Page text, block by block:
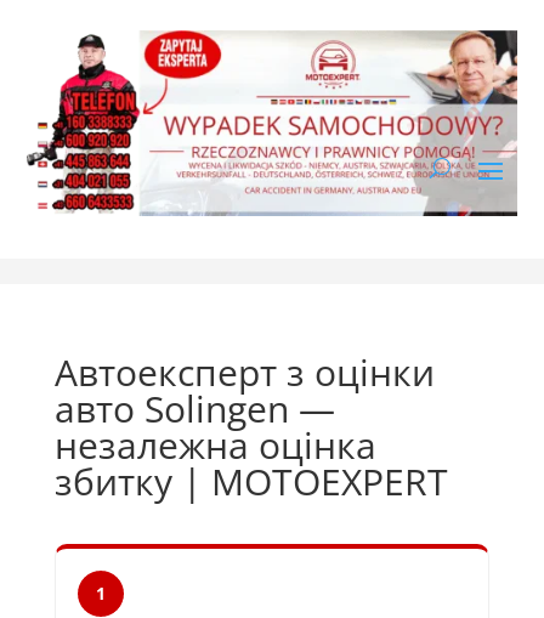
Автоексперт з оцінки
авто Solingen —
незалежна оцінка
збитку | MOTOEXPERT
1